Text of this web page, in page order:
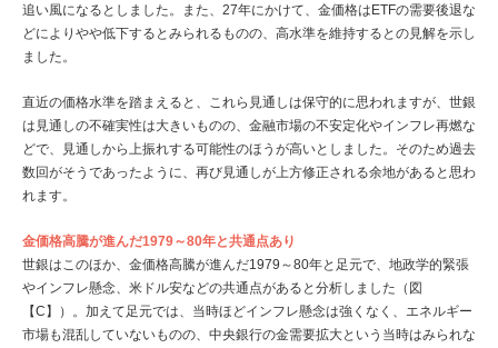
追い風になるとしました。また、27年にかけて、金価格はETFの需要後退な
どによりやや低下するとみられるものの、高水準を維持するとの見解を示し
ました。
直近の価格水準を踏まえると、これら見通しは保守的に思われますが、世銀
は見通しの不確実性は大きいものの、金融市場の不安定化やインフレ再燃な
どで、見通しから上振れする可能性のほうが高いとしました。そのため過去
数回がそうであったように、再び見通しが上方修正される余地があると思わ
れます。
金価格高騰が進んだ1979～80年と共通点あり
世銀はこのほか、金価格高騰が進んだ1979～80年と足元で、地政学的緊張
やインフレ懸念、米ドル安などの共通点があると分析しました（図
【C】）。加えて足元では、当時ほどインフレ懸念は強くなく、エネルギー
市場も混乱していないものの、中央銀行の金需要拡大という当時はみられな